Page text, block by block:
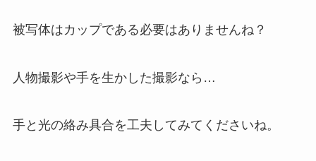
被写体はカップである必要はありませんね？
人物撮影や手を生かした撮影なら…
手と光の絡み具合を工夫してみてくださいね。